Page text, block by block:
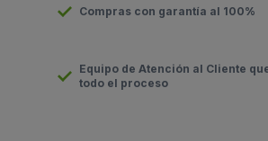
Compras con garantía al 100%
Equipo de Atención al Cliente
todo el proceso